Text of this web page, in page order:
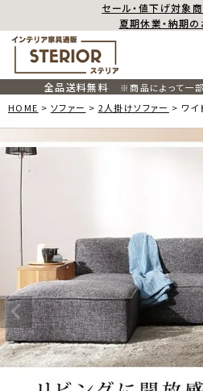
セール・値下げ対象商
夏期休業・納期
全品送料無料
※商品によって一
HOME
ソファー 2人掛けソファー ワ